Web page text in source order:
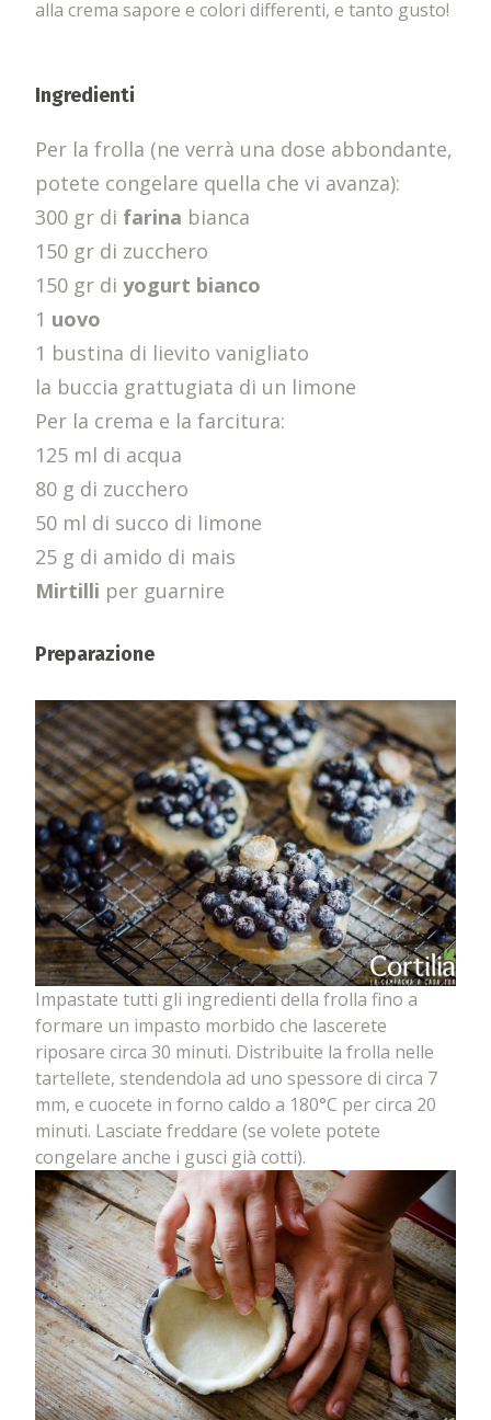
alla crema sapore e colori differenti, e tanto gusto!
Ingredienti
Per la frolla (ne verrà una dose abbondante,
potete congelare quella che vi avanza):
300 gr di farina bianca
150 gr di zucchero
150 gr di yogurt bianco
1 uovo
1 bustina di lievito vanigliato
la buccia grattugiata di un limone
Per la crema e la farcitura:
125 ml di acqua
80 g di zucchero
50 ml di succo di limone
25 g di amido di mais
Mirtilli per guarnire
Preparazione
Impastate tutti gli ingredienti della frolla fino a
formare un impasto morbido che lascerete
riposare circa 30 minuti. Distribuite la frolla nelle
tartellete, stendendola ad uno spessore di circa 7
mm, e cuocete in forno caldo a 180°C per circa 20
minuti. Lasciate freddare (se volete potete
congelare anche i gusci già cotti).